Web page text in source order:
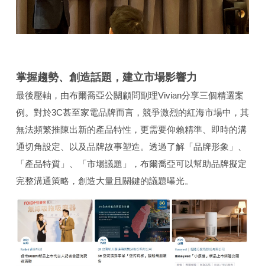
掌握趨勢、創造話題，建立市場影響力
最後壓軸，由布爾喬亞公關顧問副理Vivian分享三個精選案
例。對於3C甚至家電品牌而言，競爭激烈的紅海市場中，其
無法頻繁推陳出新的產品特性，更需要仰賴精準、即時的溝
通切角設定、以及品牌故事塑造。透過了解「品牌形象」、
「產品特質」、「市場議題」，布爾喬亞可以幫助品牌擬定
完整溝通策略，創造大量且關鍵的議題曝光。